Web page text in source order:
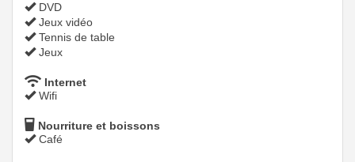
DVD
Jeux vidéo
Tennis de table
Jeux
Internet
Wifi
Nourriture et boissons
Café